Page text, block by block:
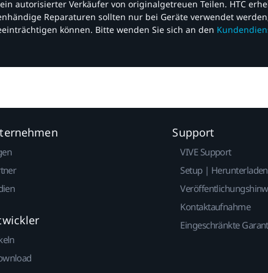
autorisierter Verkäufer von originalgetreuen Teilen. HTC
Reparaturen sollten nur bei Geräte verwendet
können. Bitte wenden Sie sich an den
Support
VIVE Support
Setup | Herunterladen
Kontaktaufnahme
Eingeschränkte